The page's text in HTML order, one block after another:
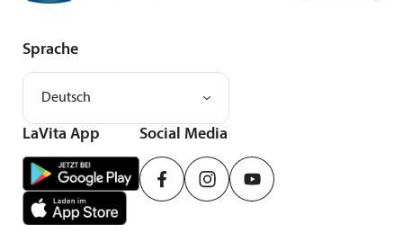
LaVita App Social Media
Sprache
Deutsch